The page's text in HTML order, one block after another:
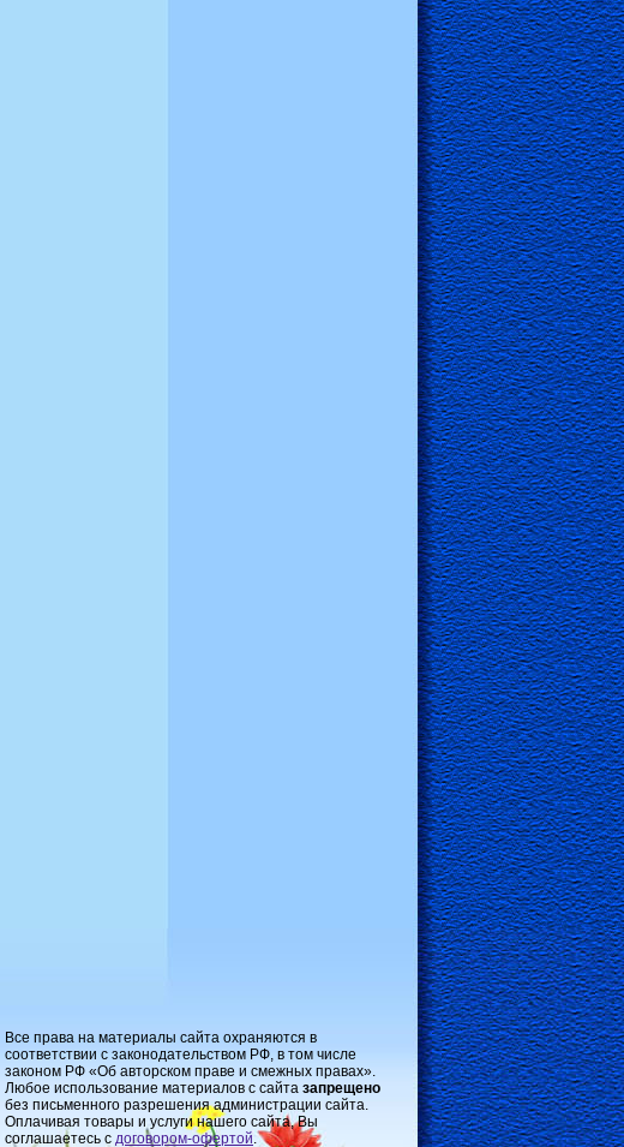
Все права на материалы сайта охраняются в
соответствии с законодательством РФ, в том числе
законом РФ «Об авторском праве и смежных правах».
Любое использование материалов с сайта запрещено
без письменного разрешения администрации сайта.
Оплачивая товары и услуги нашего сайта, Вы
соглашаетесь с договором-oфертой.